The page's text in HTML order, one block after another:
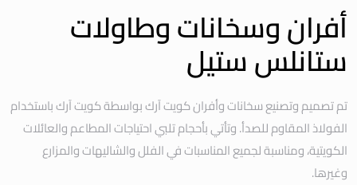
أفران وسخانات وطاولات
ستانلس ستيل
تم تصميم وتصنيع سخانات وأفران كويت آرك بواسطة كويت آرك باستخدام
الفولاذ المقاوم للصدأ. وتأتي بأحجام تلبي احتياجات المطاعم والعائلات
الكويتية، ومناسبة لجميع المناسبات في الفلل والشاليهات والمزارع
وغيرها.